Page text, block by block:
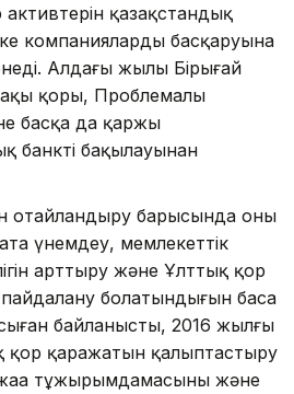
активтерін қазақстандық
компаниялардың басқаруына
Алдағы жылы Бірыңғай
қоры, Проблемалы
басқа да қаржы
банктің бақылауынан
барысында оның
үнемдеу, мемлекеттік
арттыру және Ұлттық қор
болатындығын баса
байланысты, 2016 жылғы
қор қаражатын қалыптастыру
тұжырымдамасының және